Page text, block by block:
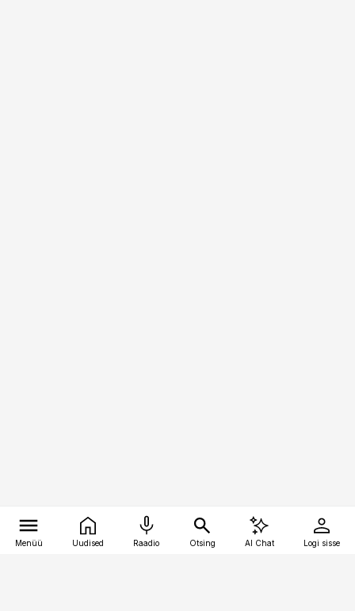
Menüü Uudised Raadio Otsing AI Chat Logi sisse